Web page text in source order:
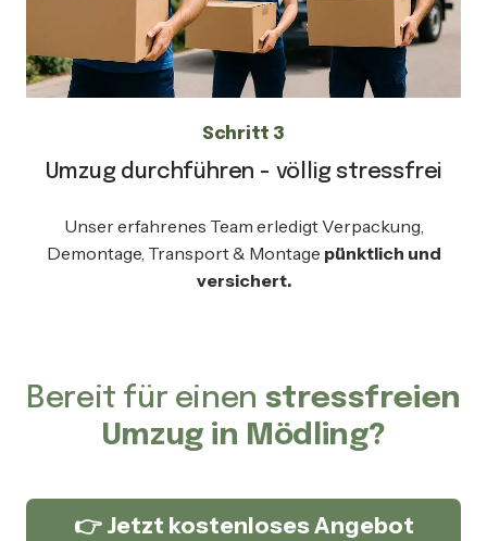
Schritt 3
Umzug durchführen - völlig stressfrei
Unser erfahrenes Team erledigt Verpackung,
Demontage, Transport & Montage pünktlich und
versichert.
Bereit für einen stressfreien
Umzug in Mödling?
👉 Jetzt kostenloses Angebot